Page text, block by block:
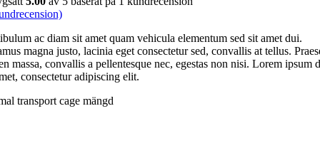
ac diam sit amet quam vehicula elementum sed sit amet dui.
magna justo, lacinia eget consectetur sed, convallis at tellus.
massa, convallis a pellentesque nec, egestas non nisi. Lorem ipsum
consectetur adipiscing elit.
transport cage mängd